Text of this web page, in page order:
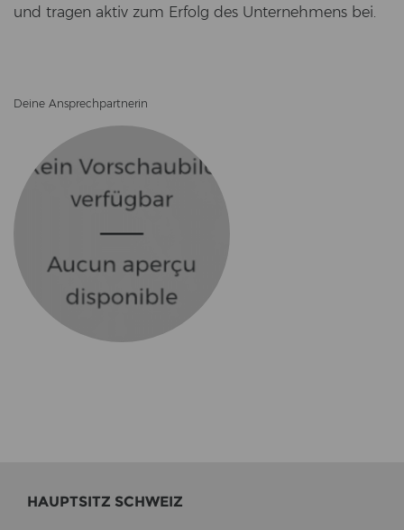
und tra­gen aktiv zum Er­folg des Un­ter­neh­mens bei.
Deine An­sprech­part­ne­rin
HAUPT­SITZ SCHWEIZ